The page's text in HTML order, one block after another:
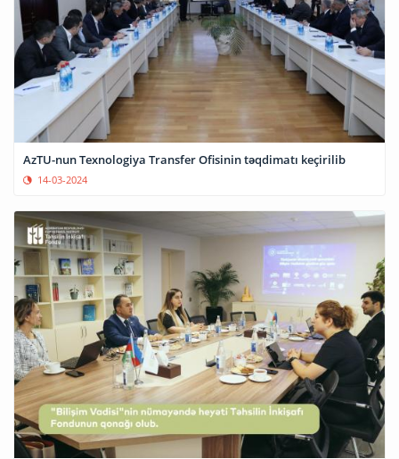
AzTU-nun Texnologiya Transfer Ofisinin təqdimatı keçirilib
14-03-2024